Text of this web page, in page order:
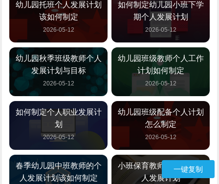
幼儿园托班个人发展计划
该如何制定
2026-05-12
如何制定幼儿园小班下学
期个人发展计划
2026-05-12
幼儿园秋季班级教师个人
发展计划与目标
2026-05-12
幼儿园班级教师个人工作
计划如何制定
2026-05-12
如何制定个人职业发展计
划
2026-05-12
幼儿园班级配备个人计划
怎么制定
2026-05-12
春季幼儿园中班教师的个
人发展计划该如何制定
小班保育教师如何制定个
人发展计划
一键复制